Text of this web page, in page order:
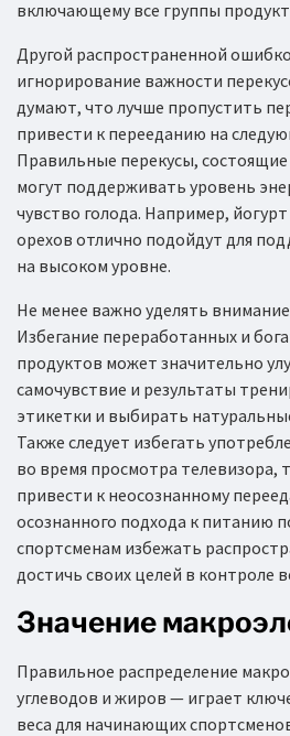
включающему все группы
Другой распространенной
игнорирование важности
думают, что лучше пропустить
привести к перееданию на
Правильные перекусы, состоящие
могут поддерживать уровень
чувство голода. Например,
орехов отлично подойдут для
на высоком уровне.
Не менее важно уделять
Избегание переработанных и
продуктов может значительно
самочувствие и результаты
этикетки и выбирать
Также следует избегать
во время просмотра телевизора,
привести к неосознанному
осознанного подхода к питанию
спортсменам избежать
достичь своих целей в контроле
Значение
Правильное распределение
углеводов и жиров — играет
веса для начинающих